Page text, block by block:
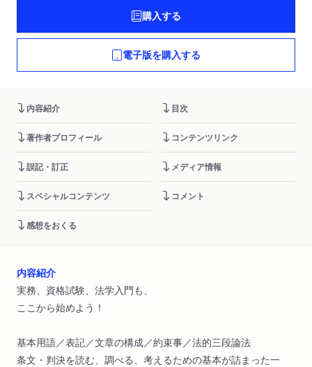
購入する
電子版を購入する
内容紹介 目次
著作者プロフィール コンテンツリンク
誤記・訂正 メディア情報
スペシャルコンテンツ コメント
感想をおくる
内容紹介
実務、資格試験、法学入門も、
ここから始めよう！
基本用語／表記／文章の構成／約束事／法的三段論法
条文・判決を読む、調べる、考えるための基本が詰まった一